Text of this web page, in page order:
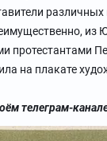
различных
из
протестантами
на плакате
телеграм-